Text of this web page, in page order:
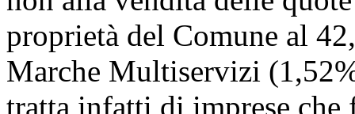
proprietà del Comune al
Marche Multiservizi
tratta infatti di imprese che